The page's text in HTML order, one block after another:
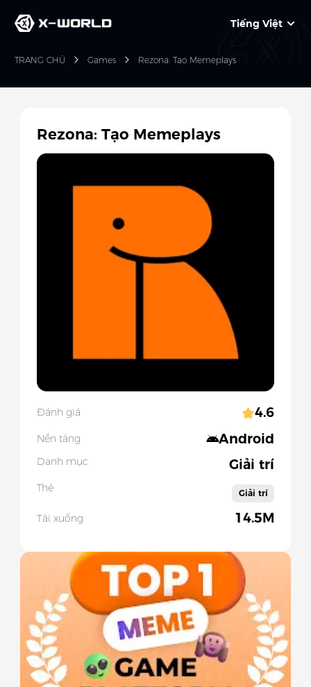
Tiếng Việt
TRANG CHỦ Games Rezona: Tạo Memeplays
Slide 1 of 5
Rezona: Tạo Memeplays
Đánh giá 4.6
Nền tảng Android
Danh mục Giải trí
Thẻ Giải trí
Tải xuống 14.5M